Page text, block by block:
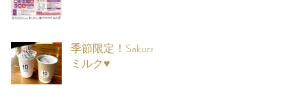
季節限定！Sakura
ミルク♥